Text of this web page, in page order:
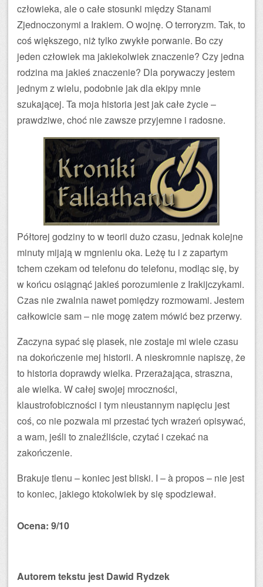
człowieka, ale o całe stosunki między Stanami
Zjednoczonymi a Irakiem. O wojnę. O terroryzm. Tak, to
coś większego, niż tylko zwykłe porwanie. Bo czy
jeden człowiek ma jakiekolwiek znaczenie? Czy jedna
rodzina ma jakieś znaczenie? Dla porywaczy jestem
jednym z wielu, podobnie jak dla ekipy mnie
szukającej. Ta moja historia jest jak całe życie –
prawdziwe, choć nie zawsze przyjemne i radosne.
Półtorej godziny to w teorii dużo czasu, jednak kolejne
minuty mijają w mgnieniu oka. Leżę tu i z zapartym
tchem czekam od telefonu do telefonu, modląc się, by
w końcu osiągnąć jakieś porozumienie z Irakijczykami.
Czas nie zwalnia nawet pomiędzy rozmowami. Jestem
całkowicie sam – nie mogę zatem mówić bez przerwy.
Zaczyna sypać się piasek, nie zostaje mi wiele czasu
na dokończenie mej historii. A nieskromnie napiszę, że
to historia doprawdy wielka. Przerażająca, straszna,
ale wielka. W całej swojej mroczności,
klaustrofobiczności i tym nieustannym napięciu jest
coś, co nie pozwala mi przestać tych wrażeń opisywać,
a wam, jeśli to znaleźliście, czytać i czekać na
zakończenie.
Brakuje tlenu – koniec jest bliski. I – à propos – nie jest
to koniec, jakiego ktokolwiek by się spodziewał.
Ocena: 9/10
Autorem tekstu jest Dawid Rydzek